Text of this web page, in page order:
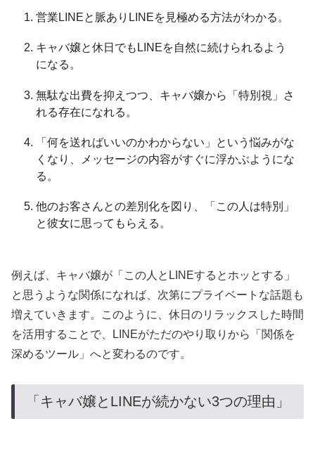
営業LINEと脈ありLINEを見極める方法がわかる。
キャバ嬢と休日でもLINEを自然に続けられるよう
になる。
無駄な出費を抑えつつ、キャバ嬢から「特別視」さ
れる存在になれる。
「何を送ればいいのかわからない」という悩みがな
くなり、メッセージの内容がすぐに浮かぶようにな
る。
他のお客さんとの差別化を図り、「この人は特別」
と彼女に思ってもらえる。
例えば、キャバ嬢が「この人とLINEするとホッとする」
と思うような関係になれば、次第にプライベートな話題も
増えていきます。このように、休日のリラックスした時間
を活用することで、LINEがただのやり取りから「関係を
深めるツール」へと変わるのです。
「キャバ嬢とLINEが続かない3つの理由」